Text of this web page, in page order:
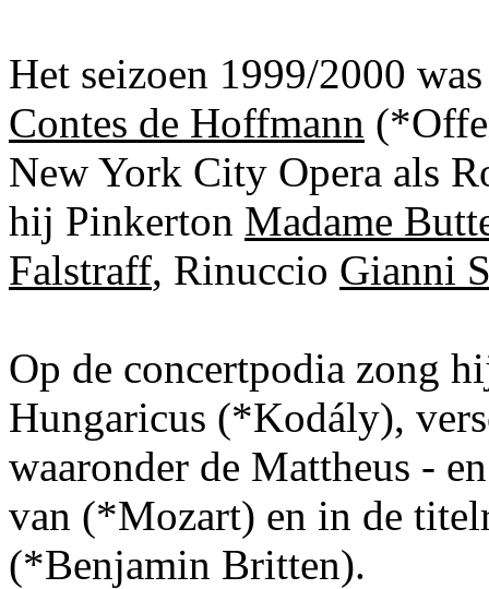
Het seizoen 1999/2000
Contes de Hoffmann
New York City Opera als
hij Pinkerton Madame
Falstraff, Rinuccio Gianni
Op de concertpodia zong
Hungaricus (*Kodály),
waaronder de Mattheus -
van (*Mozart) en in de
(*Benjamin Britten).